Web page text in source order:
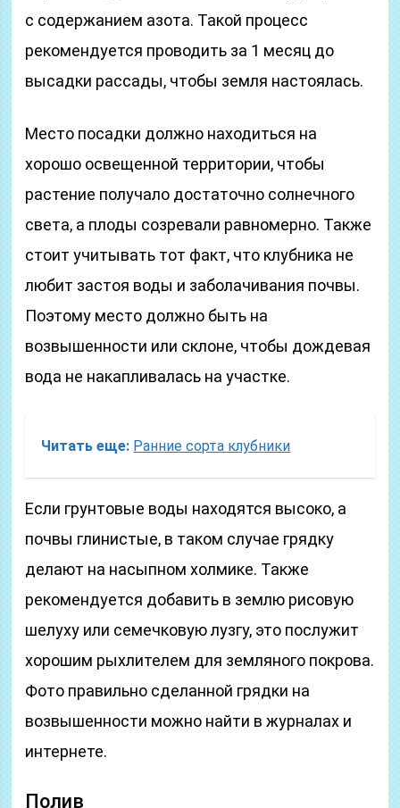
с содержанием азота. Такой процесс
рекомендуется проводить за 1 месяц до
высадки рассады, чтобы земля настоялась.
Место посадки должно находиться на
хорошо освещенной территории, чтобы
растение получало достаточно солнечного
света, а плоды созревали равномерно. Также
стоит учитывать тот факт, что клубника не
любит застоя воды и заболачивания почвы.
Поэтому место должно быть на
возвышенности или склоне, чтобы дождевая
вода не накапливалась на участке.
Читать еще: Ранние сорта клубники
Если грунтовые воды находятся высоко, а
почвы глинистые, в таком случае грядку
делают на насыпном холмике. Также
рекомендуется добавить в землю рисовую
шелуху или семечковую лузгу, это послужит
хорошим рыхлителем для земляного покрова.
Фото правильно сделанной грядки на
возвышенности можно найти в журналах и
интернете.
Полив